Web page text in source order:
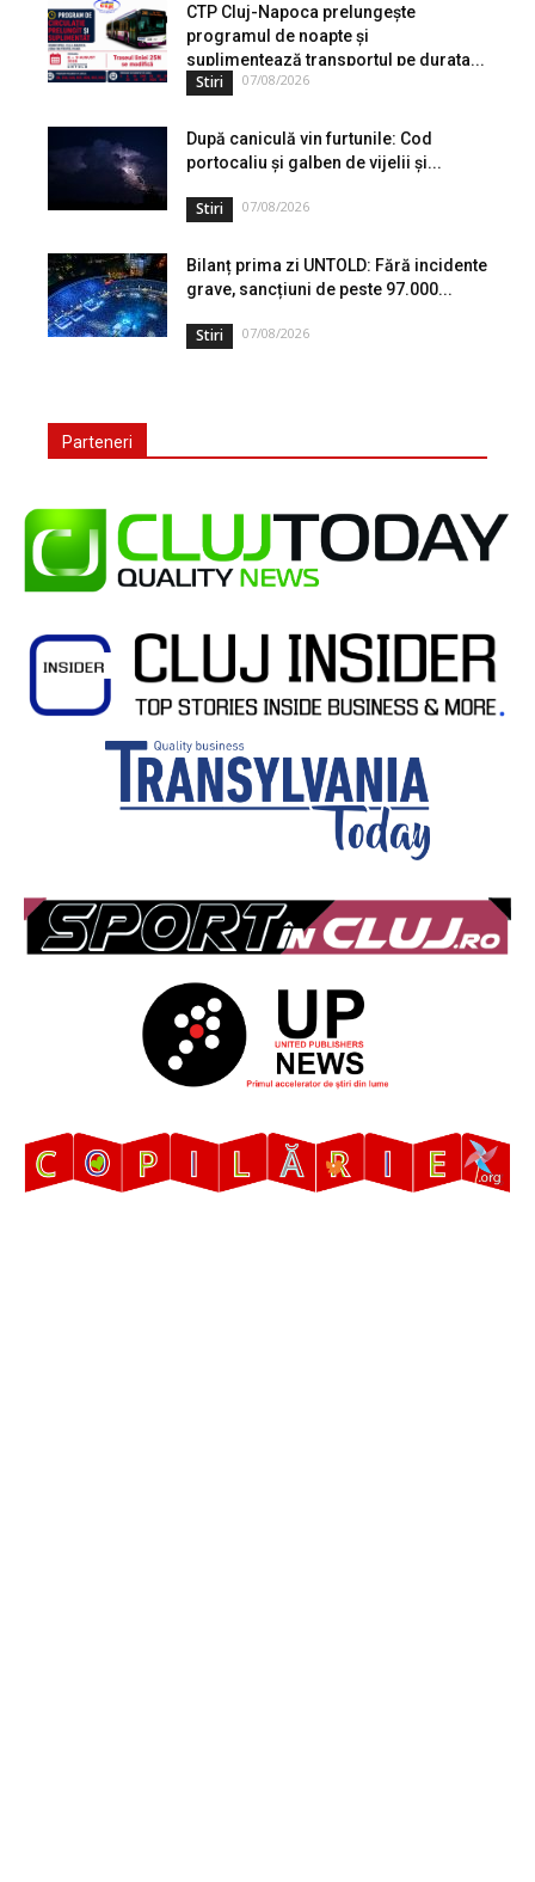
de peste...
CTP Cluj-Napoca prelungește
programul de noapte și
suplimentează transportul pe durata...
Stiri 07/08/2026
După caniculă vin furtunile: Cod
portocaliu și galben de vijelii și...
Stiri 07/08/2026
Bilanț prima zi UNTOLD: Fără incidente
grave, sancțiuni de peste 97.000...
Stiri 07/08/2026
Parteneri